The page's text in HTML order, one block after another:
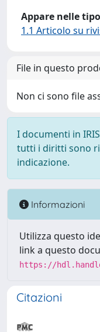
Appare nelle
1.1 Articolo su
File in questo
Non ci sono file
I documenti in
tutti i diritti sono
indicazione.
Informazioni
Utilizza questo
link a questo
https://
Citazioni